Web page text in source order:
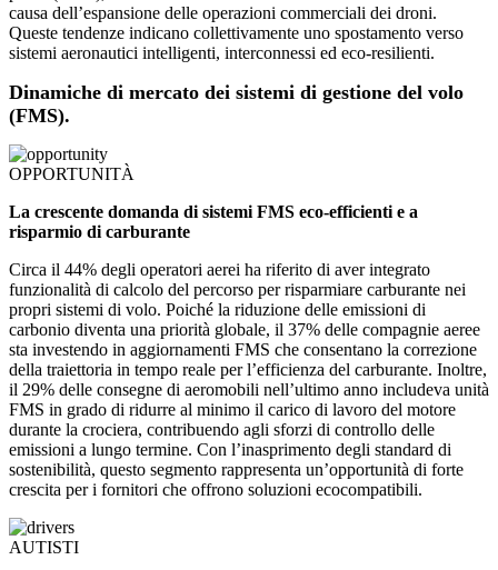
causa dell’espansione delle operazioni commerciali dei droni.
Queste tendenze indicano collettivamente uno spostamento verso
sistemi aeronautici intelligenti, interconnessi ed eco-resilienti.
Dinamiche di mercato dei sistemi di gestione del volo
(FMS).
OPPORTUNITÀ
La crescente domanda di sistemi FMS eco-efficienti e a
risparmio di carburante
Circa il 44% degli operatori aerei ha riferito di aver integrato
funzionalità di calcolo del percorso per risparmiare carburante nei
propri sistemi di volo. Poiché la riduzione delle emissioni di
carbonio diventa una priorità globale, il 37% delle compagnie aeree
sta investendo in aggiornamenti FMS che consentano la correzione
della traiettoria in tempo reale per l’efficienza del carburante. Inoltre,
il 29% delle consegne di aeromobili nell’ultimo anno includeva unità
FMS in grado di ridurre al minimo il carico di lavoro del motore
durante la crociera, contribuendo agli sforzi di controllo delle
emissioni a lungo termine. Con l’inasprimento degli standard di
sostenibilità, questo segmento rappresenta un’opportunità di forte
crescita per i fornitori che offrono soluzioni ecocompatibili.
AUTISTI